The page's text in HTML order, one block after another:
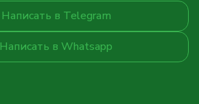
Написать в Telegram
Написать в Whatsapp